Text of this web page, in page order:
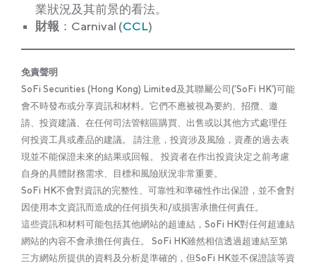
業狀況及其前景的看法。
財報 ：Carnival (CCL)
免責聲明
SoFi Securities (Hong Kong) Limited及其聯屬公司(‘SoFi HK’)可能
會不時發布或分享資訊和材料。它們不應被視為要約、招攬、邀
請、投資建議、在任何司法管轄區購買、出售或以其他方式處理任
何投資工具或產品的建議。 請注意，投資涉及風險，資產的過去表
現並不能保證未來的結果或回報。 投資者在作出投資決定之前考慮
自身的具體財務需求、目標和風險狀況非常重要。
SoFi HK不會對資訊的完整性、可靠性和準確性作出保證，並不會對
因使用本文資訊而造成的任何損失和/或損害承擔任何責任。
這些資訊和材料可能包括其他網站的超連結，SoFi HK對任何超連結
網站的內容不會承擔任何責任。 SoFi HK雖然相信透過超連結至第
三方網站所提供的資料及分析是準確的，但SoFi HK並不保證該等資